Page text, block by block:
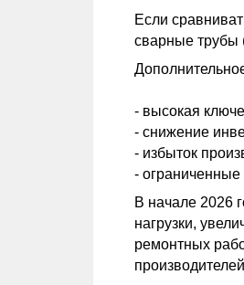
Если
сварные трубы
- высокая
- снижение
- избыток
- ограниченные
В начале 2026
нагрузки,
ремонтных